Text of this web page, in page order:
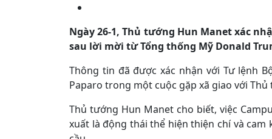
Ngày 26-1, Thủ tướng Hun Manet xác
sau lời mời từ Tổng thống Mỹ Donald
Thông tin đã được xác nhận với Tư lệnh
Paparo trong một cuộc gặp xã giao với
Thủ tướng Hun Manet cho biết, việc
xuất là động thái thể hiện thiện chí và